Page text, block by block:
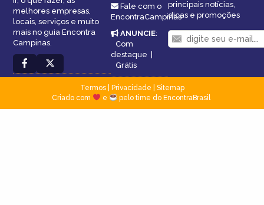
melhores empresas,
locais, serviços e muito
mais no guia Encontra
Campinas.
Fale com o
EncontraCampinas
ANUNCIE:
Com
destaque
Grátis
principais notícias,
dicas e promoções
Termos| Privacidade
Sitemap
Criado com
e pelo time do EncontraBrasil